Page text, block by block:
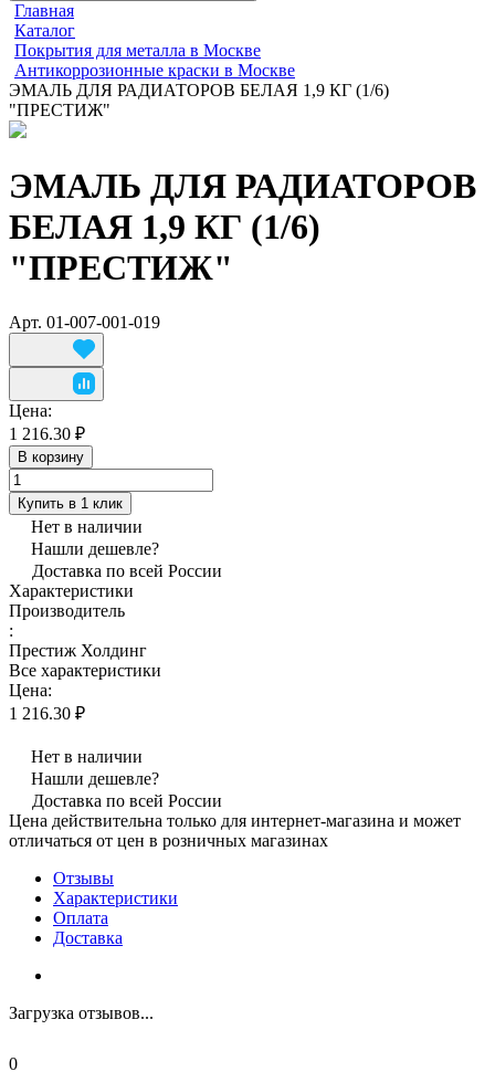
Главная
Каталог
Покрытия для металла в Москве
Антикоррозионные краски в Москве
ЭМАЛЬ ДЛЯ РАДИАТОРОВ БЕЛАЯ 1,9 КГ (1/6)
"ПРЕСТИЖ"
ЭМАЛЬ ДЛЯ РАДИАТОРОВ
БЕЛАЯ 1,9 КГ (1/6)
"ПРЕСТИЖ"
Арт. 01-007-001-019
Цена:
1 216.30 ₽
В корзину
Купить в 1 клик
Нет в наличии
Нашли дешевле?
Доставка по всей России
Характеристики
Производитель
:
Престиж Холдинг
Все характеристики
Цена:
1 216.30 ₽
Нет в наличии
Нашли дешевле?
Доставка по всей России
Цена действительна только для интернет-магазина и может
отличаться от цен в розничных магазинах
Отзывы
Характеристики
Оплата
Доставка
Загрузка отзывов...
0